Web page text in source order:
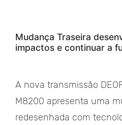
Mudança Traseira
impactos e continuar a
A nova transmissão
M8200 apresenta uma
redesenhada com